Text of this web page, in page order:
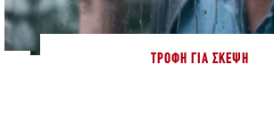
ΤΡΟΦΉ ΓΙΑ ΣΚΈΨΗ